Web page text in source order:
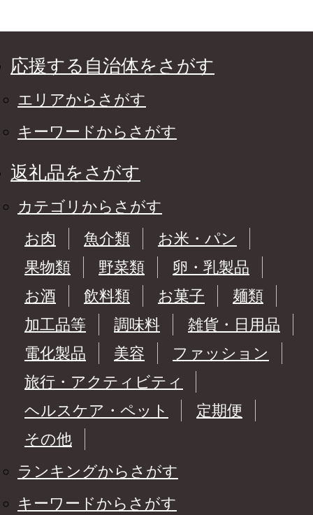
応援する自治体をさがす
エリアからさがす
キーワードからさがす
返礼品をさがす
カテゴリからさがす
お肉
魚介類
お米・パン
果物類
野菜類
卵・乳製品
お酒
飲料類 お菓子
麺類
加工品等
調味料
雑貨・日用品
電化製品
美容
ファッション
旅行・アクティビティ
ヘルスケア・ペット
定期便
その他
ランキングからさがす
キーワードからさがす